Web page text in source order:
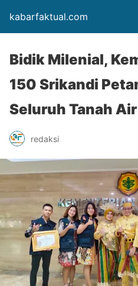
kabarfaktual.com
Bidik Milenial,
150 Srikandi
Seluruh Tanah Air
redaksi